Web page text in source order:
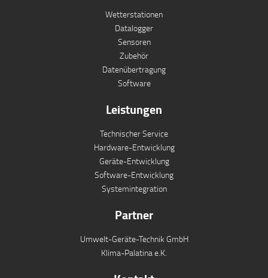
Wetterstationen
Datalogger
Sensoren
Zubehör
Datenübertragung
Software
Leistungen
Technischer Service
Hardware-Entwicklung
Geräte-Entwicklung
Software-Entwicklung
Systemintegration
Partner
Umwelt-Geräte-Technik GmbH
Klima-Palatina e.K.